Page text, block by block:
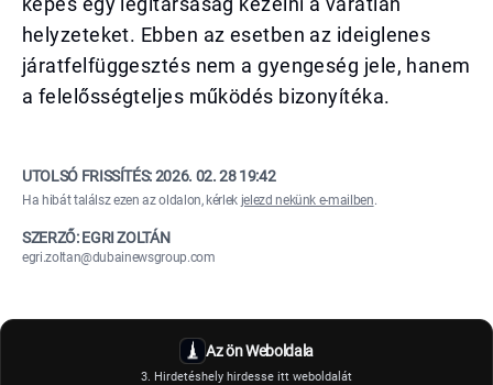
helyzeteket. Ebben az esetben az ideiglenes
járatfelfüggesztés nem a gyengeség jele, hanem
a felelősségteljes működés bizonyítéka.
UTOLSÓ FRISSÍTÉS:2026. 02. 28 19:42
Ha hibát találsz ezen az oldalon, kérlek jelezd nekünk e-mailben.
SZERZŐ: EGRI ZOLTÁN
egri.zoltan@dubainewsgroup.com
Az ön Weboldala
3. Hirdetéshely hirdesse itt weboldalát